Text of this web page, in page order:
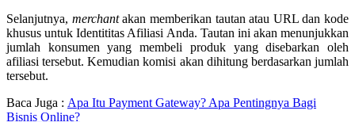
Selanjutnya, merchantakan memberikan tautan atau URL dan kode
khusus untuk Identititas Afiliasi Anda. Tautan ini akan menunjukkan
jumlah konsumen yang membeli produk yang disebarkan oleh
afiliasi tersebut. Kemudian komisi akan dihitung berdasarkan jumlah
tersebut.
Baca Juga : Apa Itu Payment Gateway? Apa Pentingnya Bagi
Bisnis Online?